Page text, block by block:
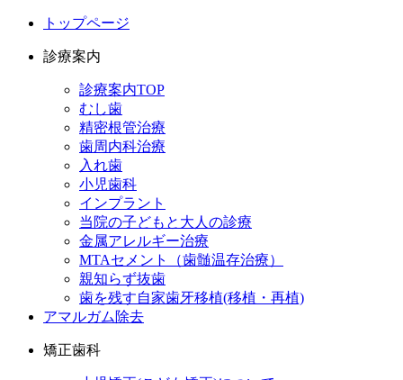
トップページ
診療案内
診療案内TOP
むし歯
精密根管治療
歯周内科治療
入れ歯
小児歯科
インプラント
当院の子どもと大人の診療
金属アレルギー治療
MTAセメント（歯髄温存治療）
親知らず抜歯
歯を残す自家歯牙移植(移植・再植)
アマルガム除去
矯正歯科